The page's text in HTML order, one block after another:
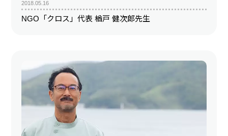
2018.05.16
NGO「クロス」代表 楢戸 健次郎先生